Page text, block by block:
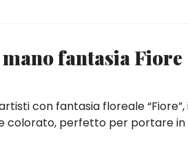
fantasia Fiore
con fantasia floreale
colorato, perfetto per portare